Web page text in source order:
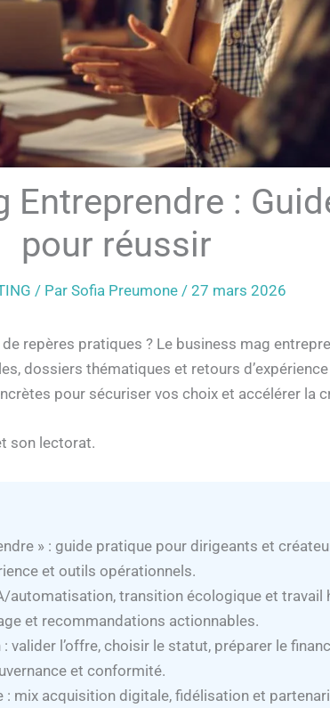
Entreprendre :
pour réussir
/ ParSofia Preumone/27 mars 2026
repères pratiques ? Le business mag
dossiers thématiques et retours
pour sécuriser vos choix et accélérer la
son lectorat.
» : guide pratique pour dirigeants et
et outils opérationnels.
automatisation, transition écologique et travail
et recommandations actionnables.
valider l’offre, choisir le statut, préparer le
et conformité.
: mix acquisition digitale, fidélisation et